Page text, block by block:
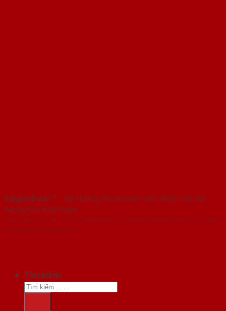
SaigonDoor™ - Hệ thống Showroom cửa thép cửa sắt
hàng đầu Việt Nam
Copyright ⓒ 2016 – 2026 SaigonDoor™ - www.cuathepcuasat.com | Đơn
vị chủ quản SaigonDoor
Tìm kiếm: